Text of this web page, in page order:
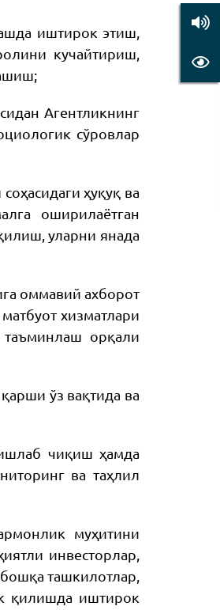
иштирок этиш,
кучайтириш,
Агентликнинг
сўровлар
ҳуқуқ ва
оширилаётган
уларни янада
оммавий ахборот
хизматлари
орқали
ўз вақтида ва
чиқиш ҳамда
ва таҳлил
муҳитини
инвесторлар,
ташкилотлар,
қилишда иштирок